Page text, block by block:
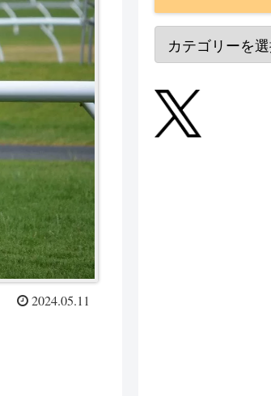
2024.05.11